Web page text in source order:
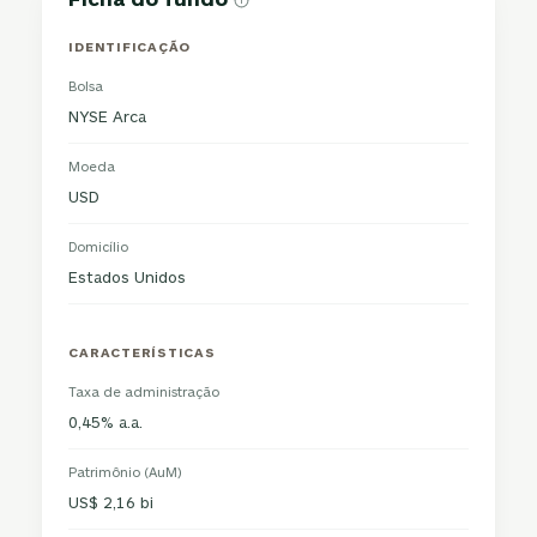
IDENTIFICAÇÃO
Bolsa
NYSE Arca
Moeda
USD
Domicílio
Estados Unidos
CARACTERÍSTICAS
Taxa de administração
0,45% a.a.
Patrimônio (AuM)
US$ 2,16 bi